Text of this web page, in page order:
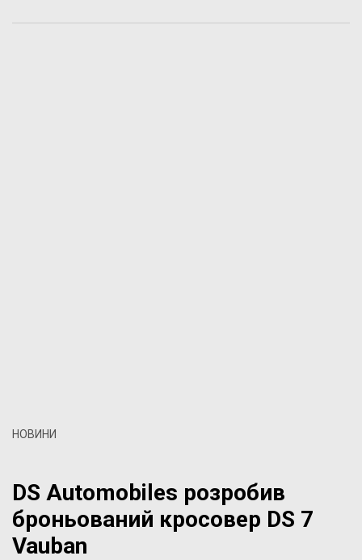
НОВИНИ
DS Automobiles розробив
броньований кросовер DS 7
Vauban